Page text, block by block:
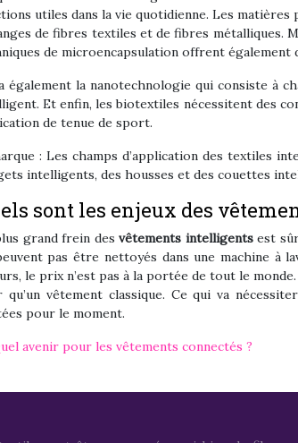
utiles dans la vie quotidienne. Les
de fibres textiles et de fibres métalliques.
de microencapsulation offrent également
également la nanotechnologie qui consiste à
Et enfin, les biotextiles nécessitent des
de tenue de sport.
: Les champs d’application des textiles
intelligents, des housses et des couettes
sont les enjeux des
grand frein desvêtements intelligentsest
pas être nettoyés dans une machine à
le prix n’est pas à la portée de tout le
qu’un vêtement classique. Ce qui va
pour le moment.
avenir pour les vêtements connectés ?